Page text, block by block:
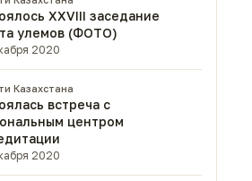
XXVIII заседание
улемов (ФОТО)
2020
Казахстана
встреча с
центром
2020